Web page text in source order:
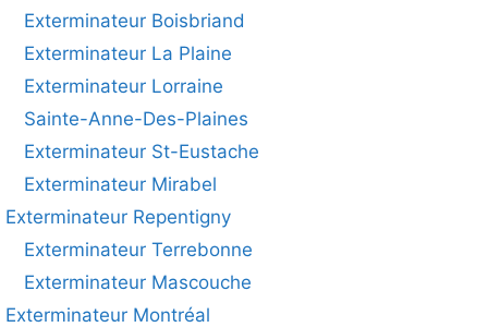
Exterminateur Boisbriand
Exterminateur La Plaine
Exterminateur Lorraine
Sainte-Anne-Des-Plaines
Exterminateur St-Eustache
Exterminateur Mirabel
Exterminateur Repentigny
Exterminateur Terrebonne
Exterminateur Mascouche
Exterminateur Montréal